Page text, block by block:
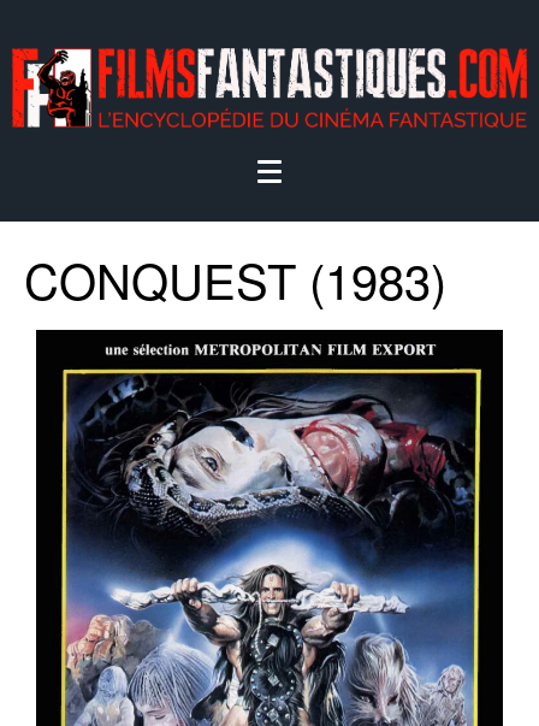
CONQUEST (1983)